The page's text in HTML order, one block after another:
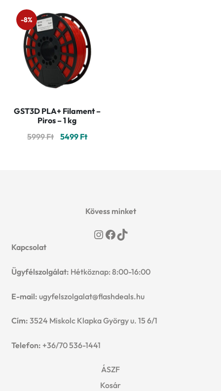
59990 Ft.
-8%
GST3D PLA+ Filament –
Piros – 1 kg
5999Ft Original
5499 FtCurrent
Kövess minket
Instagram
Facebook
TikTok
Kapcsolat
Ügyfélszolgálat: Hétköznap: 8:00-16:00
E-mail: ugyfelszolgalat@flashdeals.hu
Cím: 3524 Miskolc Klapka György u. 15 6/1
Telefon: +36/70 536-1441
ÁSZF
Kosár